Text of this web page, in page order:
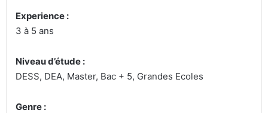
Experience :
3 à 5 ans
Niveau d’étude :
DESS, DEA, Master, Bac + 5, Grandes Ecoles
Genre :